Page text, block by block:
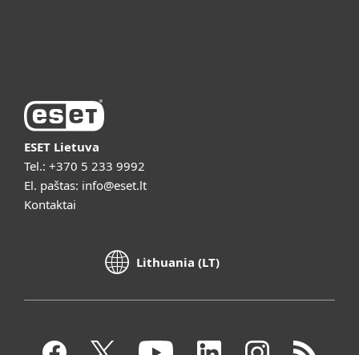
ESET Lietuva
Tel.: +370 5 233 9992
El. paštas: info@eset.lt
Kontaktai
Lithuania (LT)